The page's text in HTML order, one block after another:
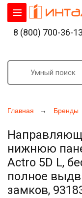
Главная Бренды
нижнюю
Actro 5D L,
полное
замков,
8 (800) 700-36-13